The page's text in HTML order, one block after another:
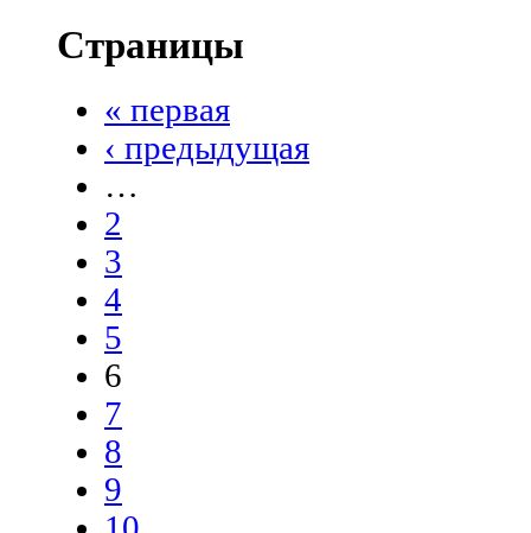
Страницы
« первая
‹ предыдущая
…
2
3
4
5
6
7
8
9